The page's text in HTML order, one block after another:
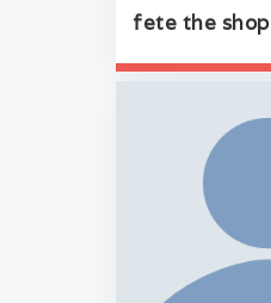
fete the shop